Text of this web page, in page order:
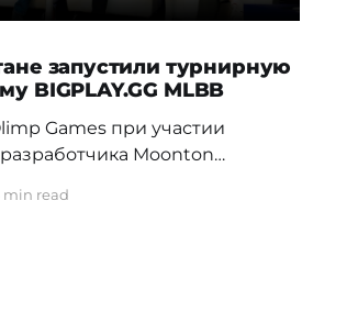
запустили турнирную
BIGPLAY.GG MLBB
Games при участии
Moonton
MLBB. Проект
min read